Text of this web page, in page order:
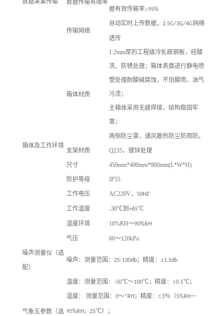
数据采集传输 数据传输有限率
据有效传输率≥95%
传输网络
自动实时上传数据， 2.5G/3G/4G 网络
透传
箱体及工作环境
箱体材质
1.2mm厚的工程级冷轧碳钢板，经酸
洗、防锈处理；箱体表面进行静电喷
塑处理耐酸碱腐蚀，不怕酸雨、油气
污渍；
主箱体采用无缝焊接，结构稳固牢
靠；
两侧防尘罩，通风散热防尘防雨防。
支架材质 Q235，镀锌处理
尺寸 450mm*490mm*900mm(L*W*H)
防护等级 IP55
工作电压 AC220V， 50HZ
工作温度 -30℃到 +65℃
湿度环境 10%RH～90%RH
气压 60～120kPa
噪声测量仪（选
配）
噪声：测量范围： 25-130db；精度：±1.5db
气象五参数（选
温度：测量范围： -50℃～100℃；精度：±0.5℃；
湿度： 测量范围： 0～*RH ；精度：±3％（5%RH－
95%RH ， 25℃）；